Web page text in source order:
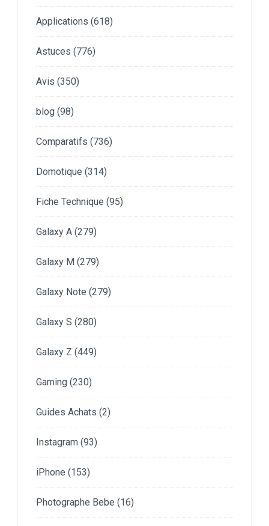
Applications (618)
Astuces (776)
Avis (350)
blog (98)
Comparatifs (736)
Domotique (314)
Fiche Technique (95)
Galaxy A (279)
Galaxy M (279)
Galaxy Note (279)
Galaxy S (280)
Galaxy Z (449)
Gaming (230)
Guides Achats (2)
Instagram (93)
iPhone (153)
Photographe Bebe (16)